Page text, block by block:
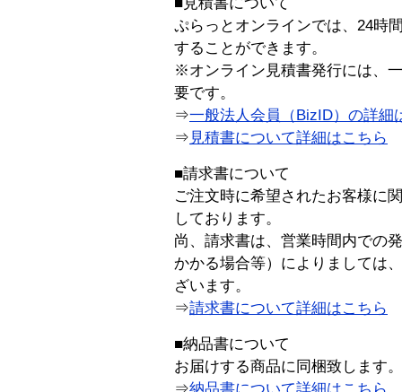
■見積書について
ぷらっとオンラインでは、24時
することができます。
※オンライン見積書発行には、
要です。
⇒一般法人会員（BizID）の詳細
⇒ 見積書について詳細はこちら
■請求書について
ご注文時に希望されたお客様に
しております。
尚、請求書は、営業時間内での
かかる場合等）によりましては
ざいます。
⇒請求書について詳細はこちら
■納品書について
お届けする商品に同梱致します。